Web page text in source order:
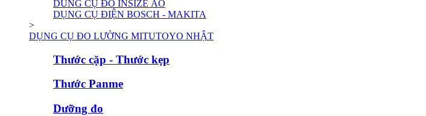
DUNG CỤ ĐO INSIZE ÁO
DỤNG CỤ ĐIỆN BOSCH - MAKITA
>
DỤNG CỤ ĐO LƯỜNG MITUTOYO NHẬT
Thước cặp - Thước kẹp
Thước Panme
Dưỡng đo